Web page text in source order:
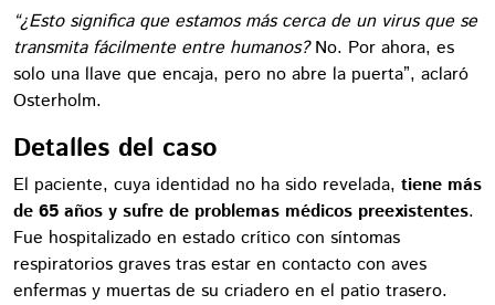
“¿Esto significa que estamos más cerca de un virus que se
transmita fácilmente entre humanos?No. Por ahora, es
solo una llave que encaja, pero no abre la puerta”, aclaró
Osterholm.
Detalles del caso
El paciente, cuya identidad no ha sido revelada, tiene más
de 65 años y sufre de problemas médicos preexistentes.
Fue hospitalizado en estado crítico con síntomas
respiratorios graves tras estar en contacto con aves
enfermas y muertas de su criadero en el patio trasero.